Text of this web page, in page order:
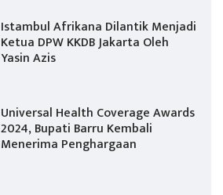
Istambul Afrikana Dilantik Menjadi
Ketua DPW KKDB Jakarta Oleh
Yasin Azis
Universal Health Coverage Awards
2024, Bupati Barru Kembali
Menerima Penghargaan